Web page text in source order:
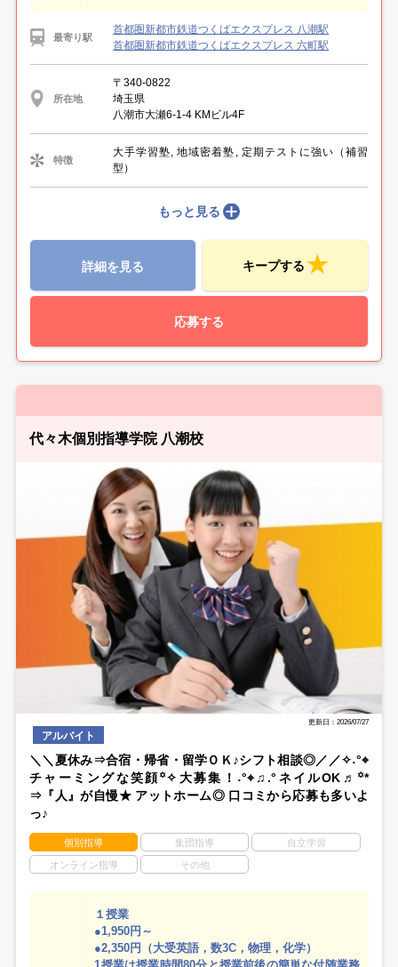
最寄り駅
首都圏新都市鉄道つくばエクスプレス 八潮駅
首都圏新都市鉄道つくばエクスプレス 六町駅
所在地
〒340-0822
埼玉県
八潮市大瀬6-1-4 KMビル4F
特徴
大手学習塾, 地域密着塾, 定期テストに強い（補習
型）
もっと見る
詳細を見る キープする
応募する
代々木個別指導学院 八潮校
更新日：2026/07/27
アルバイト
＼＼夏休み⇒合宿・帰省・留学ＯＫ♪シフト相談◎／／✧˖°⌖
チャーミングな笑顔꙳✧大募集！˖°⌖♫.°ネイルOK♬꙳*
⇒『人』が自慢★ アットホーム◎ 口コミから応募も多いよ
っ♪
個別指導 集団指導 自立学習
オンライン指導 その他
１授業
●1,950円～
●2,350円（大受英語，数3C，物理，化学）